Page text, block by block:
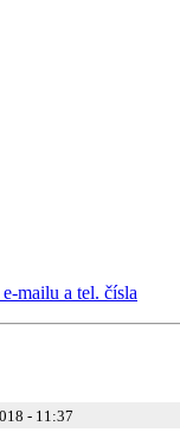
mailu a tel. čísla
- 11:37